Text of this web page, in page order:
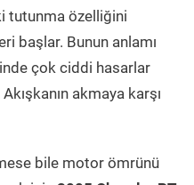
tutunma özelliğini
başlar. Bunun anlamı
çok ciddi hasarlar
akmaya karşı
bile motor ömrünü